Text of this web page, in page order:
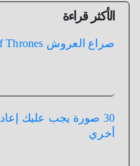
الأكثر قراءة
صراع العروش Game Of Thrones
30 صورة يجب عليك
أخري